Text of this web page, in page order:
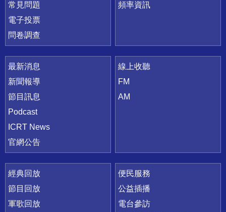
常見問題
電子投票
問卷調查
頻率資訊
最新消息
新聞報導
節目訊息
Podcast
ICRT News
官網公告
線上收聽
FM
AM
經典回放
節目回放
軍歌回放
便民服務
公益插播
電台參訪